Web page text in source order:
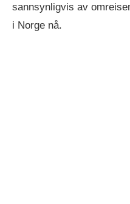
sannsynligvis av
i Norge nå.